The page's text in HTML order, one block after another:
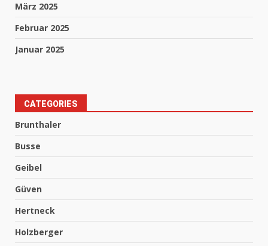
März 2025
Februar 2025
Januar 2025
CATEGORIES
Brunthaler
Busse
Geibel
Güven
Hertneck
Holzberger